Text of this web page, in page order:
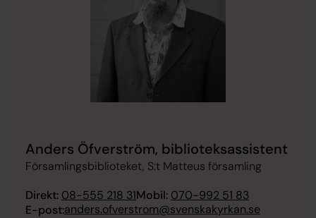
Anders Öfverström, biblioteksassistent
Församlingsbiblioteket, S:t Matteus församling
Direkt: 08-555 218 31Mobil: 070-992 51 83
E-post:anders.ofverstrom@svenskakyrkan.se